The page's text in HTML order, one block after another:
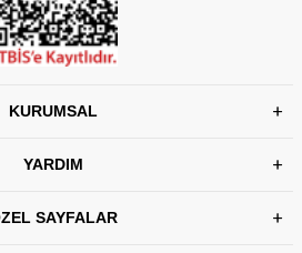
KURUMSAL
YARDIM
SAYFALAR